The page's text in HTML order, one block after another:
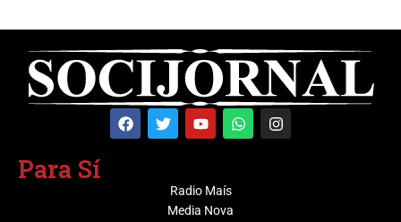
Para Sí
Radio Maís
Media Nova